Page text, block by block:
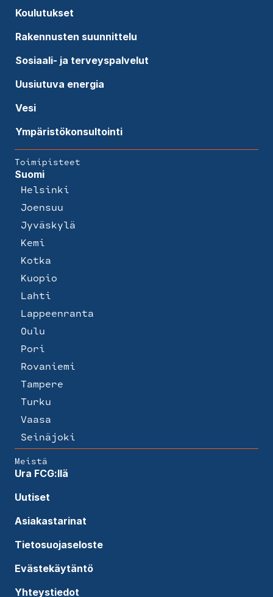
Koulutukset
Rakennusten suunnittelu
Sosiaali- ja terveyspalvelut
Uusiutuva energia
Vesi
Ympäristökonsultointi
Toimipisteet
Suomi
Helsinki
Joensuu
Jyväskylä
Kemi
Kotka
Kuopio
Lahti
Lappeenranta
Oulu
Pori
Rovaniemi
Tampere
Turku
Vaasa
Seinäjoki
Meistä
Ura FCG:llä
Uutiset
Asiakastarinat
Tietosuojaseloste
Evästekäytäntö
Yhteystiedot